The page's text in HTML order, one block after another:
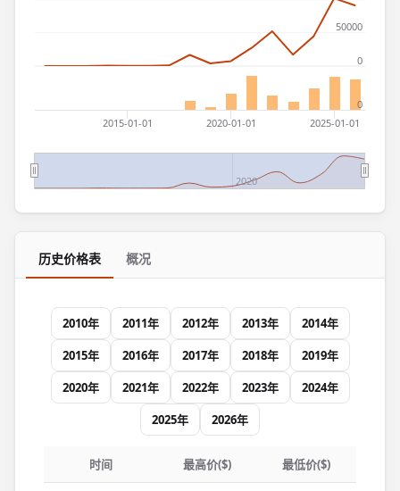
2015-01-01 2020-01-01 2025-01-01
2020
0
50000
0
历史价格表 概况
2010年 2011年 2012年 2013年
2014年
2015年
2016年 2017年 2018年
2019年
2020年
2021年 2022年 2023年
2024年
2025年
2026年
时间 最高价($) 最低价($)